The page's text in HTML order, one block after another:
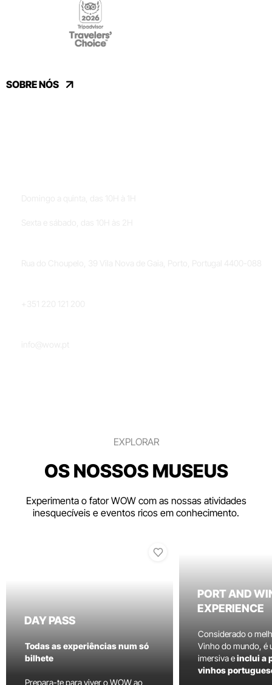
SOBRE NÓS
EXPLORAR
OS NOSSOS MUSEUS
Experimenta o fator WOW com as nossas atividades
inesquecíveis e eventos ricos em conhecimento.
DAY PASS
Todas as experiências num só
bilhete
Prepara-te para viver o WOW ao
PORT AND
EXPERIENCE
Considerado o
Vinho do mundo, é
imersiva einclui a
vinhos